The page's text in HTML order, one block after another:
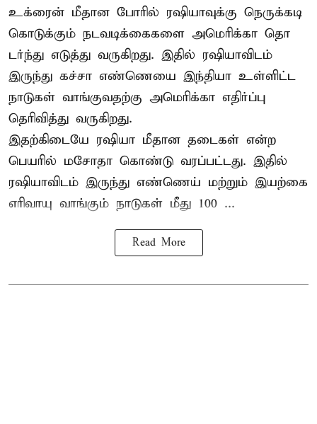
உக்ரைன் மீதான போரில் ரஷியாவுக்கு நெருக்கடி
கொடுக்கும் நடவடிக்கைகளை அமெரிக்கா தொ
டர்ந்து எடுத்து வருகிறது. இதில் ரஷியாவிடம்
இருந்து கச்சா எண்ணெயை இந்தியா உள்ளிட்ட
நாடுகள் வாங்குவதற்கு அமெரிக்கா எதிர்ப்பு
தெரிவித்து வருகிறது.
இதற்கிடையே ரஷியா மீதான தடைகள் என்ற
பெயரில் மசோதா கொண்டு வரப்பட்டது. இதில்
ரஷியாவிடம் இருந்து எண்ணெய் மற்றும் இயற்கை
எரிவாயு வாங்கும் நாடுகள் மீது 100 ...
Read More